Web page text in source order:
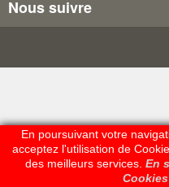
Nous suivre
En poursuivant votre
acceptez l'utilisation de
des meilleurs services. En
Cookies